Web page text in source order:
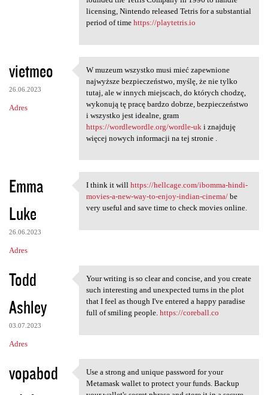
licensing, Nintendo released Tetris for a substantial
period of time https://playtetris.io
vietmeo
26.06.2023
Adres
W muzeum wszystko musi mieć
W muzeum wszystko musi mieć zapewnione
najwyższe bezpieczeństwo, myślę, że nie tylko
tutaj, ale w innych miejscach, do których chodzę,
wykonują tę pracę bardzo dobrze, bezpieczeństwo
i wszystko jest idealne, gram
https://wordlewordle.org/wordle-uk i znajduję
więcej nowych informacji na tej stronie .
Emma
Luke
26.06.2023
Adres
I think it will https:/
I think it will https://hellcage.com/ibomma-hindi-
movies-a-new-way-to-enjoy-indian-cinema/be
very useful and save time to check movies online.
Todd
Ashley
03.07.2023
Adres
Your writing is so clear and
Your writing is so clear and concise, and you create
such interesting and unexpected turns in the plot
that I feel as though I've entered a happy paradise
full of smiling people. https://coreball.co
vopabod
Use a strong and unique
Use a strong and unique password for your
Metamask wallet to protect your funds. Backup